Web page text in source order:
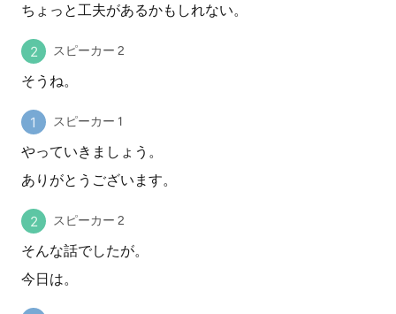
ちょっと工夫があるかもしれない。
スピーカー 2
そうね。
スピーカー 1
やっていきましょう。
ありがとうございます。
スピーカー 2
そんな話でしたが。
今日は。